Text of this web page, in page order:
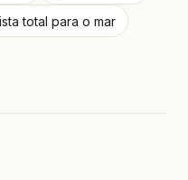
total para o mar